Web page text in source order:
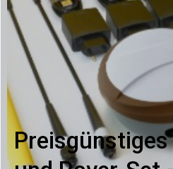
Preisgünstiges